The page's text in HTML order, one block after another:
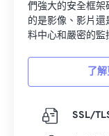
們強大的安全框
的是影像、影片
料中心和嚴密的監
了
SSL/